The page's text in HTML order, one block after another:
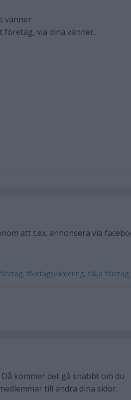
vänner.
via dina vänner.
att t.ex. annonsera via
, företagsvärdering, sälja företag
kommer det gå snabbt om du
till andra dina sidor.